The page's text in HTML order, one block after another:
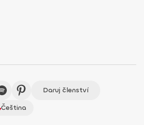
Daruj členství
Čeština